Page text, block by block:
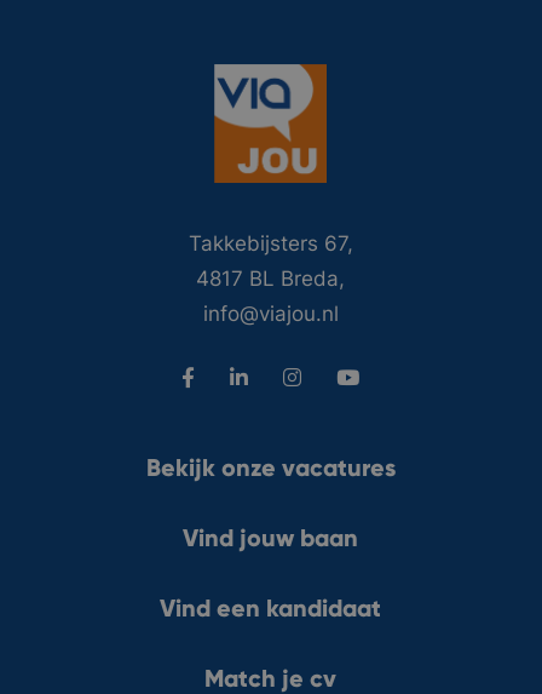
Takkebijsters 67,
4817 BL Breda,
info@viajou.nl
Bekijk onze vacatures
Vind jouw baan
Vind een kandidaat
Match je cv